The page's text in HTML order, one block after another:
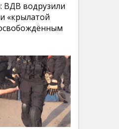
ВДВ водрузили
«крылатой